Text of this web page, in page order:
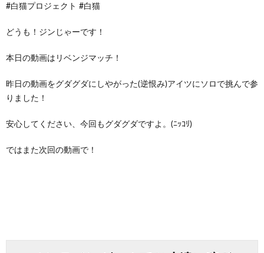
#白猫プロジェクト #白猫
どうも！ジンじゃーです！
本日の動画はリベンジマッチ！
昨日の動画をグダグダにしやがった(逆恨み)アイツにソロで挑んで参
りました！
安心してください、今回もグダグダですよ。(ﾆｯｺﾘ)
ではまた次回の動画で！